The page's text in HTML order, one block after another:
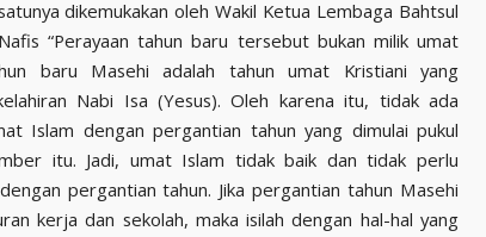
dikemukakan oleh Wakil Ketua Lembaga Bahtsul
“Perayaan tahun baru tersebut bukan milik umat
baru Masehi adalah tahun umat Kristiani yang
Nabi Isa (Yesus). Oleh karena itu, tidak ada
Islam dengan pergantian tahun yang dimulai pukul
itu. Jadi, umat Islam tidak baik dan tidak perlu
pergantian tahun. Jika pergantian tahun Masehi
kerja dan sekolah, maka isilah dengan hal-hal yang